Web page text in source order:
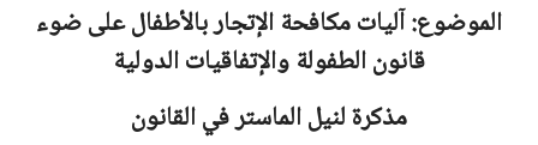
الموضوع: آليات مكافحة الإتجار بالأطفال على ضوء
قانون الطفولة والإتفاقيات الدولية
مذكرة لنيل الماستر في القانون